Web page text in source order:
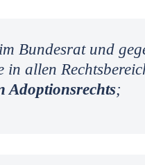
Bundesrat und
allen
Adoptionsrechts;